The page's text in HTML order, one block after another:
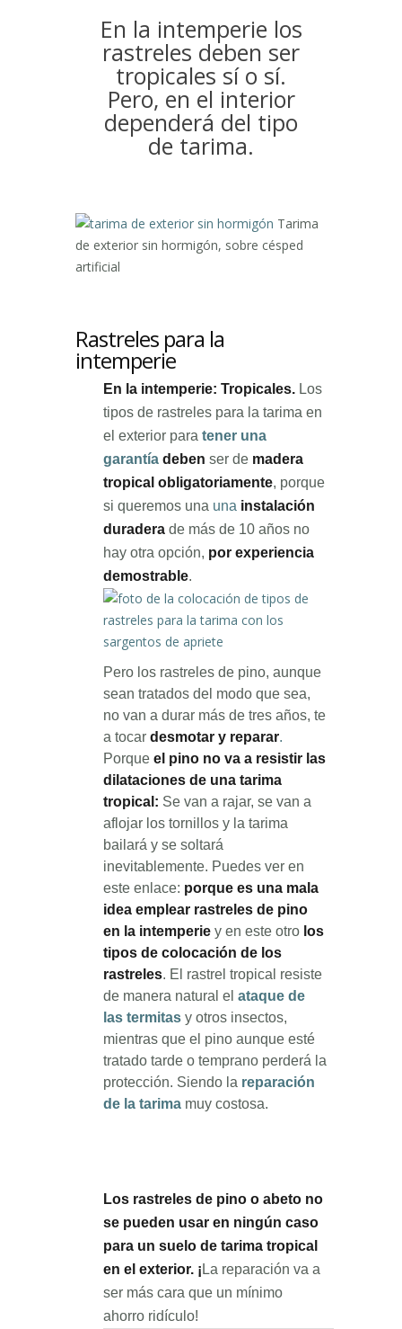
En la intemperie los
rastreles deben ser
tropicales sí o sí.
Pero, en el interior
dependerá del tipo
de tarima.
Tarima
de exterior sin hormigón, sobre césped
artificial
Rastreles para la
intemperie
En la intemperie: Tropicales. Los
tipos de rastreles para la tarima en
el exterior para tener una
garantía deben ser de madera
tropical obligatoriamente, porque
si queremos una una instalación
duradera de más de 10 años no
hay otra opción, por experiencia
demostrable.
Pero los rastreles de pino, aunque
sean tratados del modo que sea,
no van a durar más de tres años, te
a tocar desmotar y reparar.
Porque e l pino no va a resistir las
dilataciones de una tarima
tropical: Se van a rajar, se van a
aflojar los tornillos y la tarima
bailará y se soltará
inevitablemente. Puedes ver en
este enlace: porque es una mala
idea emplear rastreles de pino
en la intemperie y en este otro los
tipos de colocación de los
rastreles. El rastrel tropical resiste
de manera natural el ataque de
las termitas y otros insectos,
mientras que el pino aunque esté
tratado tarde o temprano perderá la
protección. Siendo la reparación
de la tarima muy costosa.
Los rastreles de pino o abeto no
se pueden usar en ningún caso
para un suelo de tarima tropical
en el exterior. ¡ La reparación va a
ser más cara que un mínimo
ahorro ridículo!